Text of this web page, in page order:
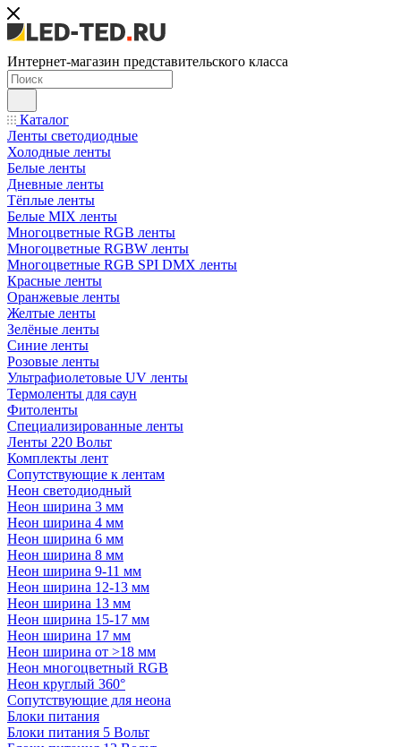
Интернет-магазин представительского класса
Каталог
Ленты светодиодные
Холодные ленты
Белые ленты
Дневные ленты
Тёплые ленты
Белые MIX ленты
Многоцветные RGB ленты
Многоцветные RGBW ленты
Многоцветные RGB SPI DMX ленты
Красные ленты
Оранжевые ленты
Желтые ленты
Зелёные ленты
Синие ленты
Розовые ленты
Ультрафиолетовые UV ленты
Термоленты для саун
Фитоленты
Специализированные ленты
Ленты 220 Вольт
Комплекты лент
Сопутствующие к лентам
Неон светодиодный
Неон ширина 3 мм
Неон ширина 4 мм
Неон ширина 6 мм
Неон ширина 8 мм
Неон ширина 9-11 мм
Неон ширина 12-13 мм
Неон ширина 13 мм
Неон ширина 15-17 мм
Неон ширина 17 мм
Неон ширина от >18 мм
Неон многоцветный RGB
Неон круглый 360°
Сопутствующие для неона
Блоки питания
Блоки питания 5 Вольт